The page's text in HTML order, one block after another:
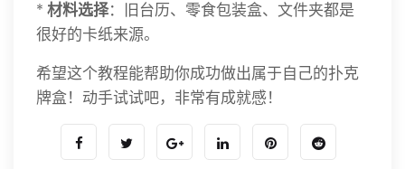
* 材料选择：旧台历、零食包装盒、文件夹都是
很好的卡纸来源。
希望这个教程能帮助你成功做出属于自己的扑克
牌盒！动手试试吧，非常有成就感！